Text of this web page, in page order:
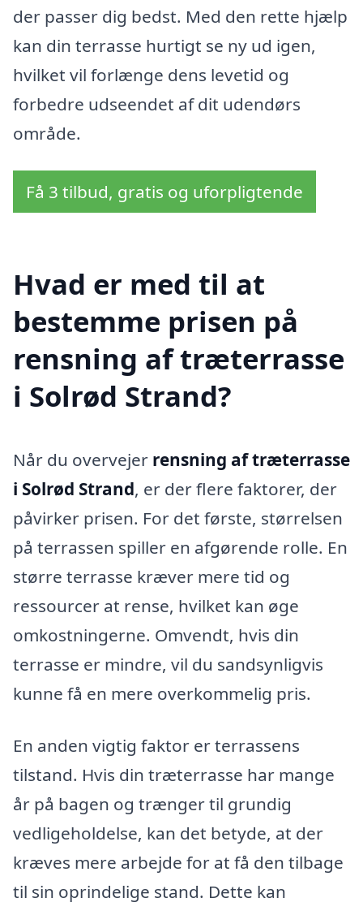
der passer dig bedst. Med den rette hjælp
kan din terrasse hurtigt se ny ud igen,
hvilket vil forlænge dens levetid og
forbedre udseendet af dit udendørs
område.
Få 3 tilbud, gratis og uforpligtende
Hvad er med til at
bestemme prisen på
rensning af træterrasse
i Solrød Strand?
Når du overvejer rensning af træterrasse
i Solrød Strand, er der flere faktorer, der
påvirker prisen. For det første, størrelsen
på terrassen spiller en afgørende rolle. En
større terrasse kræver mere tid og
ressourcer at rense, hvilket kan øge
omkostningerne. Omvendt, hvis din
terrasse er mindre, vil du sandsynligvis
kunne få en mere overkommelig pris.
En anden vigtig faktor er terrassens
tilstand. Hvis din træterrasse har mange
år på bagen og trænger til grundig
vedligeholdelse, kan det betyde, at der
kræves mere arbejde for at få den tilbage
til sin oprindelige stand. Dette kan